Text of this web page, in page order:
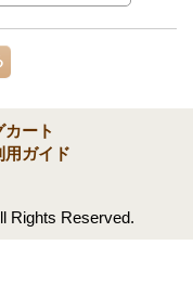
ート
用ガイド
Rights Reserved.